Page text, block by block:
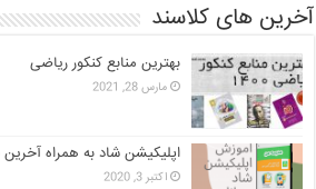
آخرین های کلاسند
بهترین منابع کنکور ریاضی
مارس 28, 2021
اپلیکیشن شاد به همراه
اکتبر 3, 2020